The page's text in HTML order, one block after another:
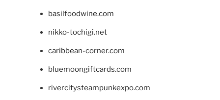
basilfoodwine.com
nikko-tochigi.net
caribbean-corner.com
bluemoongiftcards.com
rivercitysteampunkexpo.com